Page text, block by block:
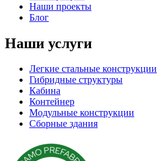
Наши проекты
Блог
Наши услуги
Легкие стальные конструкции
Гибридные структуры
Кабина
Контейнер
Модульные конструкции
Сборные здания